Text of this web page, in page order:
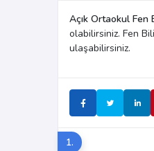
Açık Ortaokul Fen
olabilirsiniz. Fen
ulaşabilirsiniz.
1.